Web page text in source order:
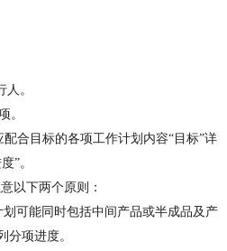
人。
。
配合目标的各项工作计划内容“目标”详
”。
以下两个原则：
可能同时包括中间产品或半成品及产
分项进度。